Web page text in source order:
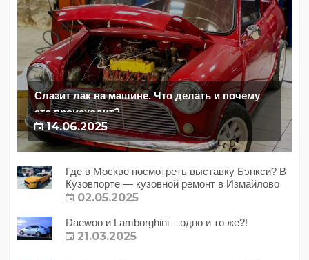
Слазит лак на машине. Что делать и почему
это происходит?
14.06.2025
Где в Москве посмотреть выставку Бэнкси? В
Кузовпорте — кузовной ремонт в Измайлово
02.05.2025
Daewoo и Lamborghini – одно и то же?!
21.03.2025